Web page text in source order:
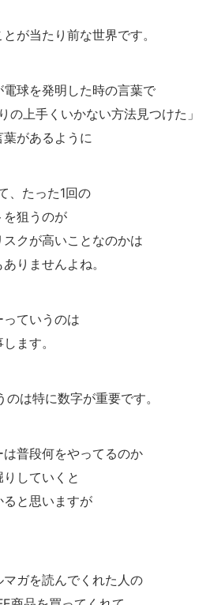
が当たり前な世界です。
電球を発明した時の言葉で
の上手くいかない方法見つけた」
があるように
、たった1回の
を狙うのが
スクが高いことなのかは
りませんよね。
っていうのは
ます。
のは特に数字が重要です。
は普段何をやってるのか
していくと
ると思いますが
マガを読んでくれた人の